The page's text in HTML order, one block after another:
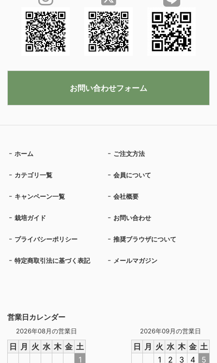
営業日カレンダー
2026年08月の営業日
日 月 火 水 木 金 土
1
2026年09月の営業日
日 月 火 水 木 金 土
1
2 3 4 5
ホーム ご注文方法
カテゴリ一覧 会員について
キャンペーン一覧 会社概要
栽培ガイド お問い合わせ
プライバシーポリシー 推奨ブラウザについて
特定商取引法に基づく表記 メールマガジン
お問い合わせフォーム